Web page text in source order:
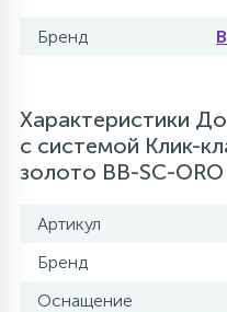
Бренд
Характеристики
с системой Клик-
золото BB-SC-ORO
Артикул
Бренд
Оснащение